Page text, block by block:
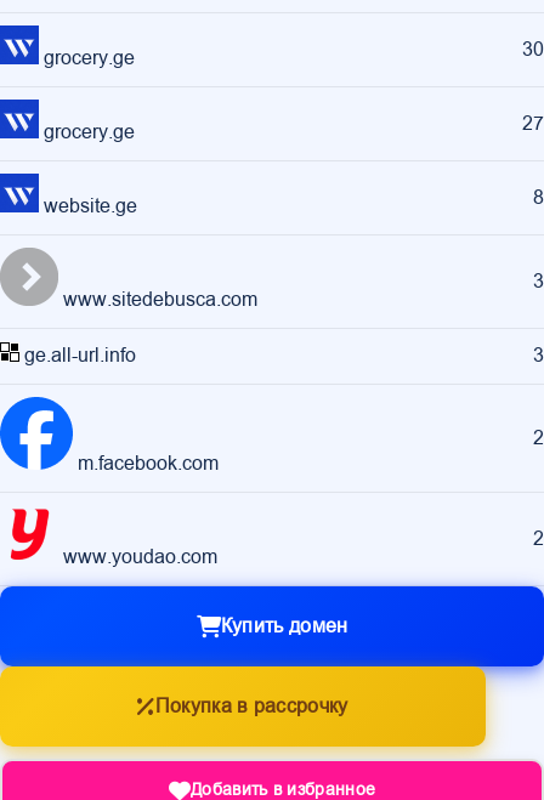
grocery.ge 30
grocery.ge 27
website.ge 8
www.sitedebusca.com
3
ge.all-url.info 3
m.facebook.com
2
www.youdao.com
2
Купить домен
Покупка в рассрочку
Добавить в избранное